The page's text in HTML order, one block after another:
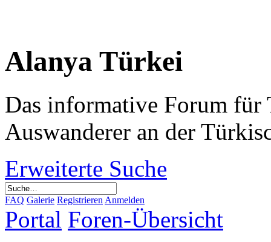
Alanya Türkei
Das informative Forum für
Auswanderer an der
Erweiterte Suche
FAQ Galerie Registrieren Anmelden
Portal Foren-Übersicht